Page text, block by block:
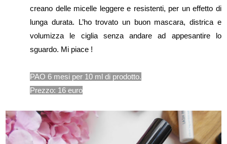
creano delle micelle leggere e resistenti, per un effetto di
lunga durata. L’ho trovato un buon mascara, districa e
volumizza le ciglia senza andare ad appesantire lo
sguardo. Mi piace !
PAO 6 mesi per 10 ml di prodotto.
Prezzo: 16 euro